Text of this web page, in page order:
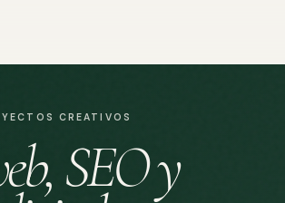
CREATIVOS
SEO y